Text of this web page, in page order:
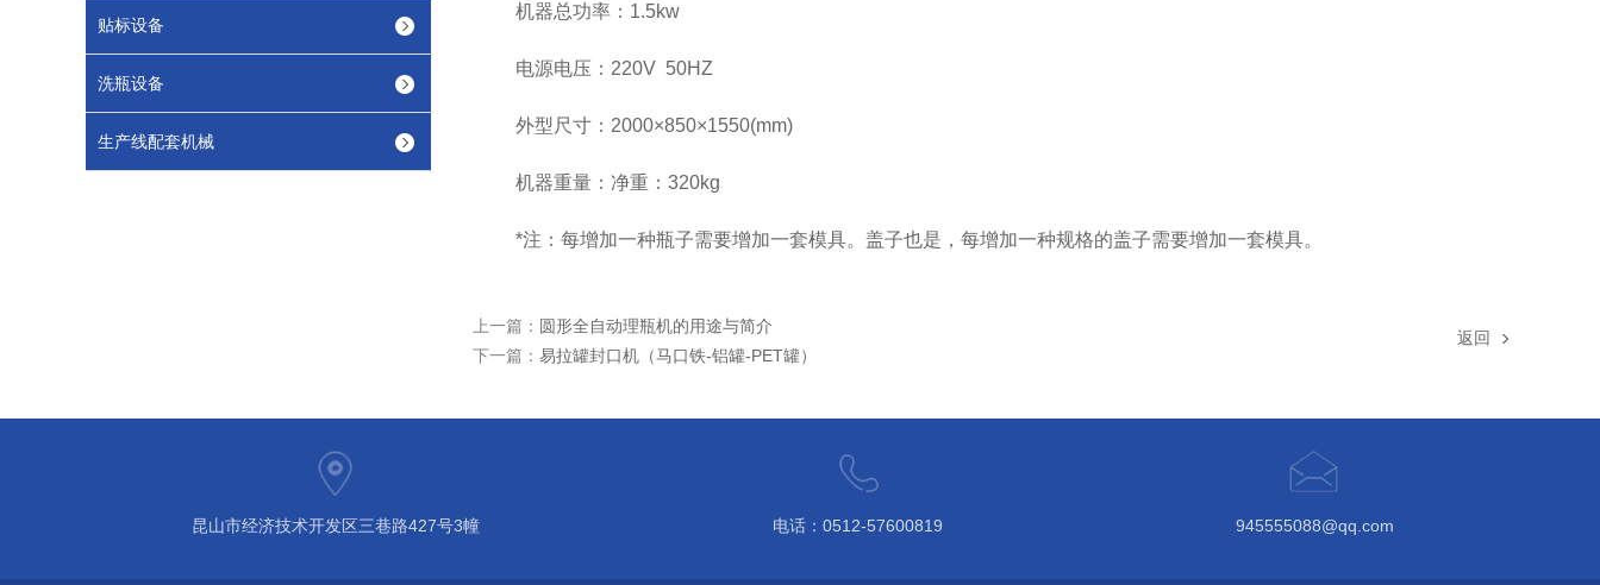
贴标设备
洗瓶设备
生产线配套机械
机器总功率：1.5kw
电源电压：220V 50HZ
外型尺寸：2000×850×1550(mm)
机器重量：净重：320kg
*注：每增加一种瓶子需要增加一套模具。盖子也是，每增加一种规格的盖子需要增加一套模具。
上一篇： 圆形全自动理瓶机的用途与简介
下一篇： 易拉罐封口机（马口铁-铝罐-PET罐）
返回
昆山市经济技术开发区三巷路427号3幢 电话：0512-57600819 945555088@qq.com